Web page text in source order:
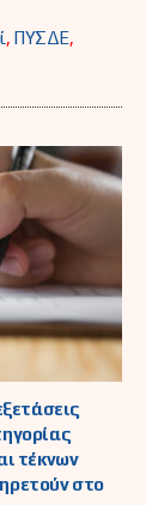
, ΠΥΣΔΕ,
τέκνων
στο